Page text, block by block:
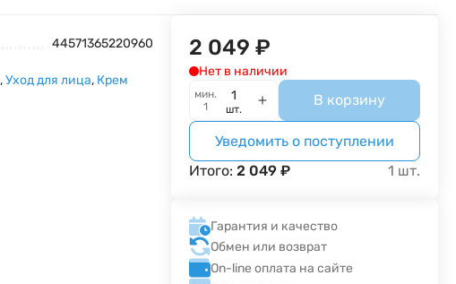
44571365220960
,Уход для лица, Крем
2 049 ₽
Нет в наличии
мин.
1
шт.
В корзину
Уведомить о поступлении
Итого:2 049 ₽ 1 шт.
Гарантия и качество
Обмен или возврат
On-line оплата на сайте